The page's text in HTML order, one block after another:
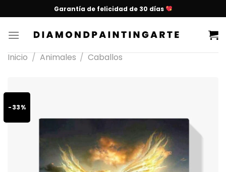
Garantía de felicidad de 30 días
Inicio / Animales / Caballos
-33%